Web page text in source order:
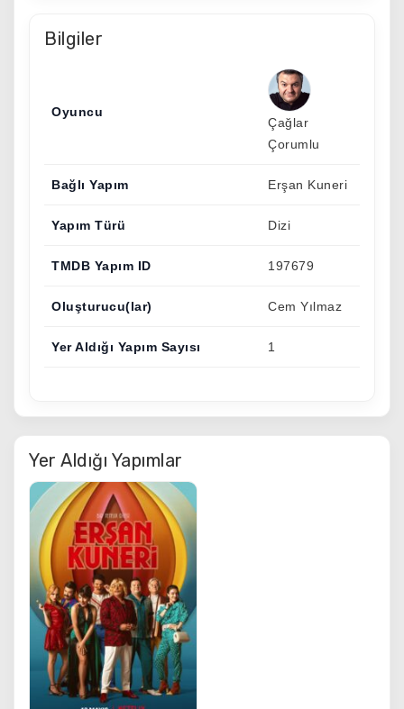
Bilgiler
Oyuncu
Çağlar
Çorumlu
Bağlı Yapım Erşan Kuneri
Yapım Türü Dizi
TMDB Yapım ID 197679
Oluşturucu(lar) Cem Yılmaz
Yer Aldığı Yapım Sayısı 1
Yer Aldığı Yapımlar